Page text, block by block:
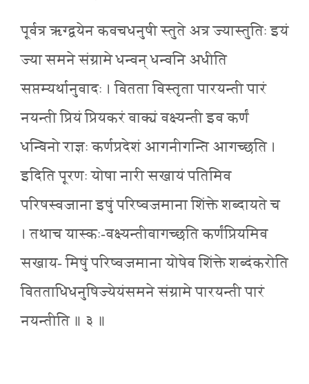
पूर्वत्र ऋग्द्वयेन कवचधनुषी स्तुते अत्र ज्यास्तुतिः इयं
ज्या समने संग्रामे धन्वन् धन्वनि अधीति
सप्तम्यर्थानुवादः । वितता विस्तृता पारयन्ती पारं
नयन्ती प्रियं प्रियकरं वाक्यं वक्ष्यन्ती इव कर्णं
धन्विनो राज्ञः कर्णप्रदेशं आगनीगन्ति आगच्छति ।
इदिति पूरणः योषा नारी सखायं पतिमिव
परिषस्वजाना इषुं परिष्वजमाना शिंक्ते शब्दायते च
। तथाच यास्कः-वक्ष्यन्तीवागच्छति कर्णंप्रियमिव
सखाय- मिषुं परिष्वजमाना योषेव शिंक्ते शब्दंकरोति
वितताधिधनुषिज्येयंसमने संग्रामे पारयन्ती पारं
नयन्तीति ॥ ३ ॥